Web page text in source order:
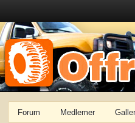
Forum Medlemer